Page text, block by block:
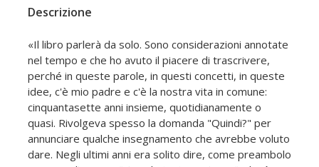
Descrizione
«Il libro parlerà da solo. Sono considerazioni annotate
nel tempo e che ho avuto il piacere di trascrivere,
perché in queste parole, in questi concetti, in queste
idee, c'è mio padre e c'è la nostra vita in comune:
cinquantasette anni insieme, quotidianamente o
quasi. Rivolgeva spesso la domanda "Quindi?" per
annunciare qualche insegnamento che avrebbe voluto
dare. Negli ultimi anni era solito dire, come preambolo